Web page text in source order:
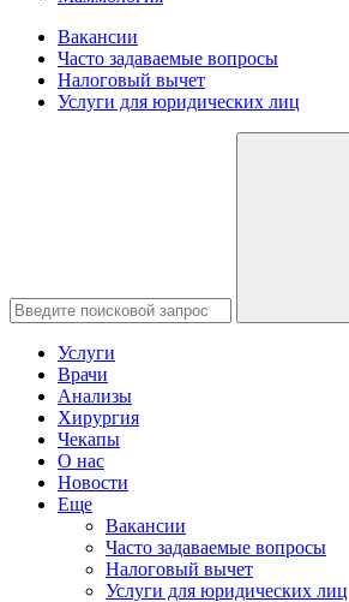
Вакансии
Часто задаваемые вопросы
Налоговый вычет
Услуги для юридических лиц
Услуги
Врачи
Анализы
Хирургия
Чекапы
О нас
Новости
Еще
Вакансии
Часто задаваемые вопросы
Налоговый вычет
Услуги для юридических лиц